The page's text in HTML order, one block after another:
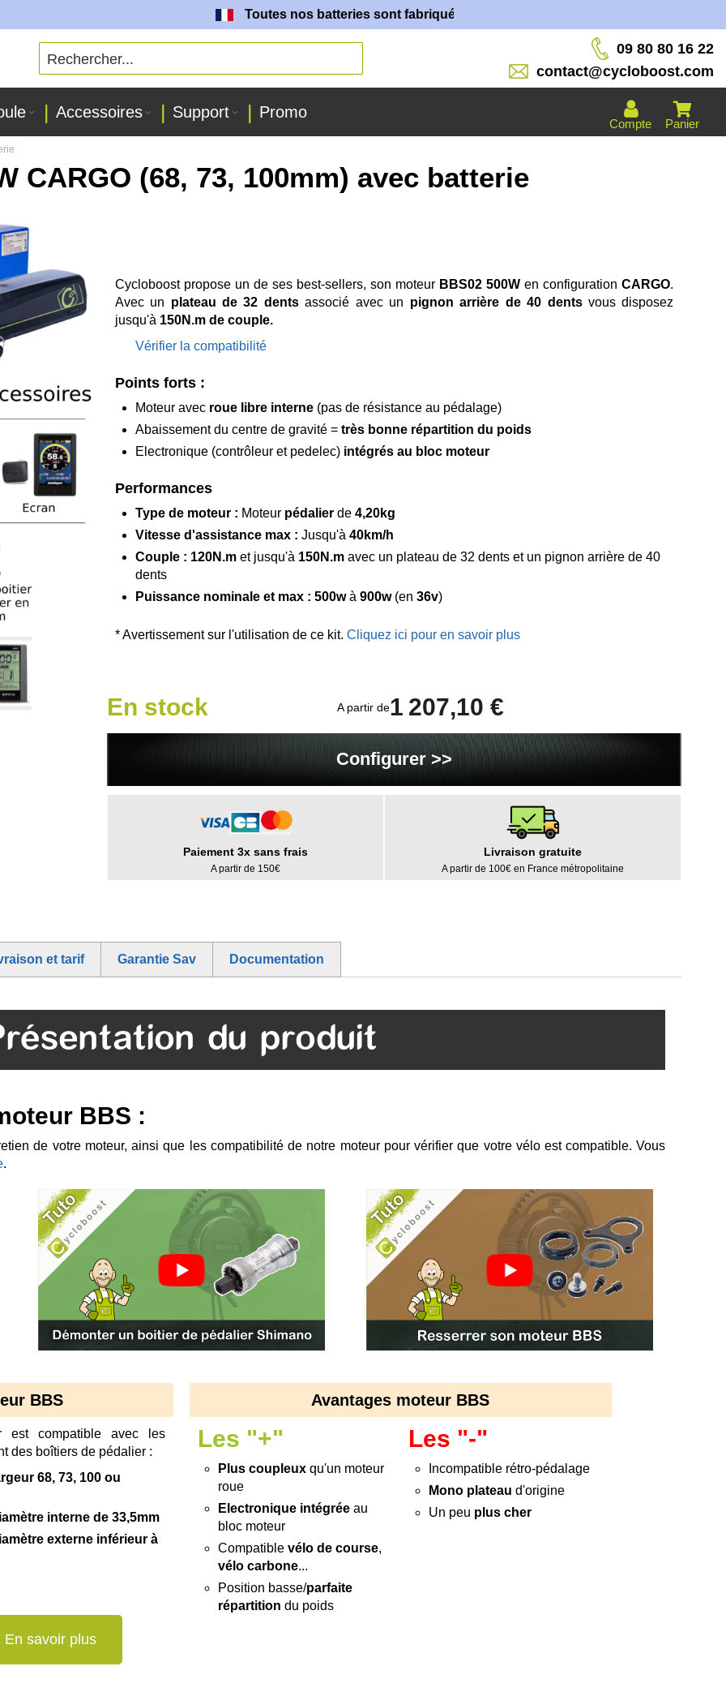
Toutes nos batteries sont fabriquées dans nos ateliers !
09 80 80 16 22
contact@cycloboost.com
Panier
Compte
Accessoires Support Promo
CARGO (68, 73, 100mm) avec batterie
Cycloboost propose un de ses best-sellers, son moteur BBS02 500W en configurationCARGO.
Avec un plateau de 32 dentsassocié avec un pignon arrière de 40 dentsvous disposez
jusqu'à 150N.m de couple.
Vérifier la compatibilité
Points forts :
Moteur avec roue libre interne(pas de résistance au pédalage)
Abaissement du centre de gravité = très bonne répartition du poids
Electronique (contrôleur et pedelec)intégrés au bloc moteur
Performances
Type de moteur : Moteur pédalierde 4,20kg
Vitesse d'assistance max : Jusqu'à 40km/h
Couple : 120N.m et jusqu'à 150N.m avec un plateau de 32 dents et un pignon arrière de 40
dents
Puissance nominale et max : 500wà 900w(en 36v)
* Avertissement sur l'utilisation de ce kit. Cliquez ici pour en savoir plus
En stock A partir de1 207,10 €
Configurer >>
Paiement 3x sans frais
A partir de 150€
Livraison gratuite
A partir de 100€ en France métropolitaine
et tarif Garantie Sav Documentation
du produit
BBS :
de votre moteur, ainsi que les compatibilité de notre moteur pour vérifier que votre vélo est compatible. Vous
.
BBS
est compatible avec les
des boîtiers de pédalier :
68, 73, 100 ou
interne de 33,5mm
externe inférieur à
En savoir plus
Avantages moteur BBS
Les "+"
Plus coupleux qu'un moteur
roue
Electronique intégréeau
bloc moteur
Compatible vélo de course,
vélo carbone...
Position basse/parfaite
répartition du poids
Les "-"
Incompatible rétro-pédalage
Mono plateau d'origine
Un peu plus cher